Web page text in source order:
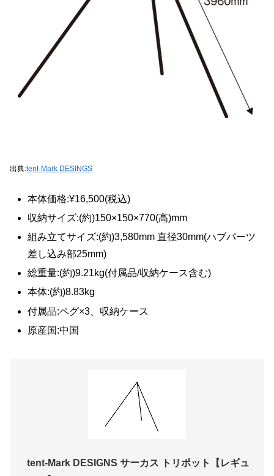
出典:tent-Mark DESINGS
本体価格:¥16,500(税込)
収納サイズ:(約)150×150×770(高)mm
組み立てサイズ:(約)3,580mm 直径30mm(ハブパーツ
差し込み部25mm)
総重量:(約)9.21kg(付属品/収納ケース含む)
本体:(約)8.83kg
付属品:ペグ×3、収納ケース
原産国:中国
tent-Mark DESIGNS サーカス トリポット【レギュ